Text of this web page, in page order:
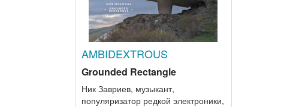
AMBIDEXTROUS
Grounded Rectangle
Ник Завриев, музыкант,
популяризатор редкой электроники,